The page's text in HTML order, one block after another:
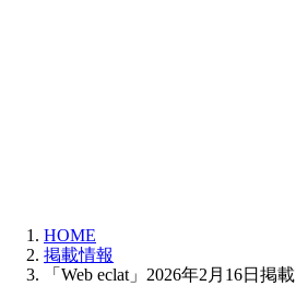
HOME
掲載情報
「Web eclat」2026年2月16日掲載